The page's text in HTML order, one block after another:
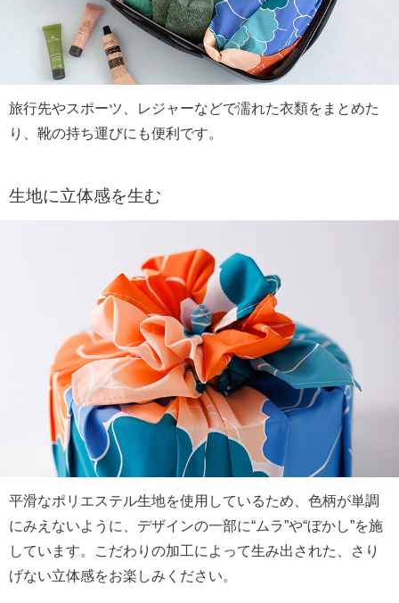
旅行先やスポーツ、レジャーなどで濡れた衣類をまとめた
り、靴の持ち運びにも便利です。
生地に立体感を生む
平滑なポリエステル生地を使用しているため、色柄が単調
にみえないように、デザインの一部に“ムラ”や“ぼかし”を施
しています。こだわりの加工によって生み出された、さり
げない立体感をお楽しみください。